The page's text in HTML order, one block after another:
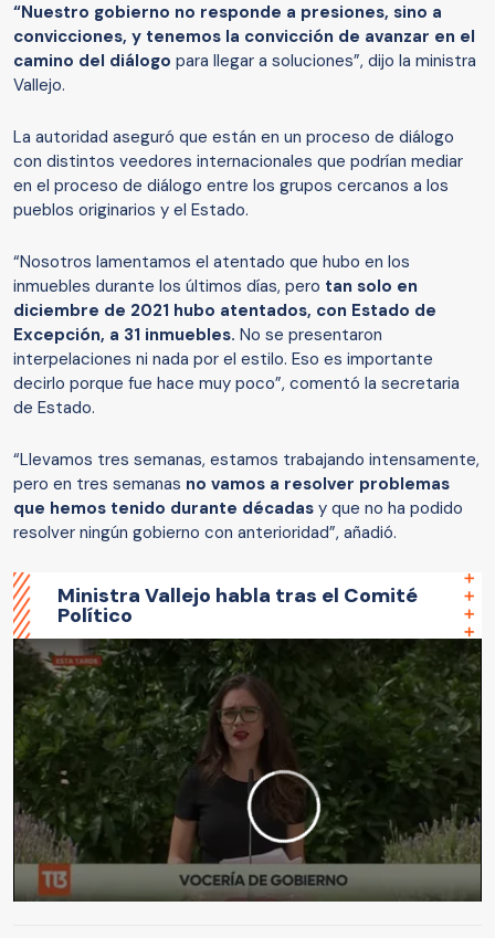
“Nuestro gobierno no responde a presiones, sino a
convicciones, y tenemos la convicción de avanzar en el
camino del diálogo para llegar a soluciones”, dijo la ministra
Vallejo.
La autoridad aseguró que están en un proceso de diálogo
con distintos veedores internacionales que podrían mediar
en el proceso de diálogo entre los grupos cercanos a los
pueblos originarios y el Estado.
“Nosotros lamentamos el atentado que hubo en los
inmuebles durante los últimos días, pero tan solo en
diciembre de 2021 hubo atentados, con Estado de
Excepción, a 31 inmuebles. No se presentaron
interpelaciones ni nada por el estilo. Eso es importante
decirlo porque fue hace muy poco”, comentó la secretaria
de Estado.
“Llevamos tres semanas, estamos trabajando intensamente,
pero en tres semanas no vamos a resolver problemas
que hemos tenido durante décadas y que no ha podido
resolver ningún gobierno con anterioridad”, añadió.
Ministra Vallejo habla tras el Comité
Político